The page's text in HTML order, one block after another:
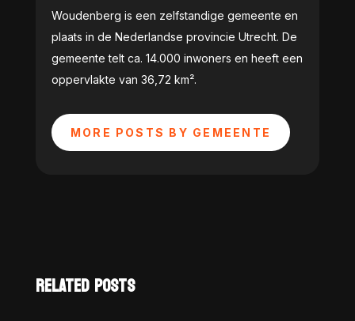
Woudenberg is een zelfstandige gemeente en
plaats in de Nederlandse provincie Utrecht. De
gemeente telt ca. 14.000 inwoners en heeft een
oppervlakte van 36,72 km².
MORE POSTS BY GEMEENTE
RELATED POSTS